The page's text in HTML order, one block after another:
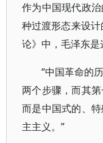
作为中国现代政
种过渡形态来设
论》中，毛泽东是
“中国革命的
两个步骤，而其
而是中国式的、
主主义。”